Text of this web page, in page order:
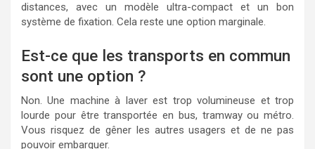
distances, avec un modèle ultra-compact et un bon
système de fixation. Cela reste une option marginale.
Est-ce que les transports en commun
sont une option ?
Non. Une machine à laver est trop volumineuse et trop
lourde pour être transportée en bus, tramway ou métro.
Vous risquez de gêner les autres usagers et de ne pas
pouvoir embarquer.